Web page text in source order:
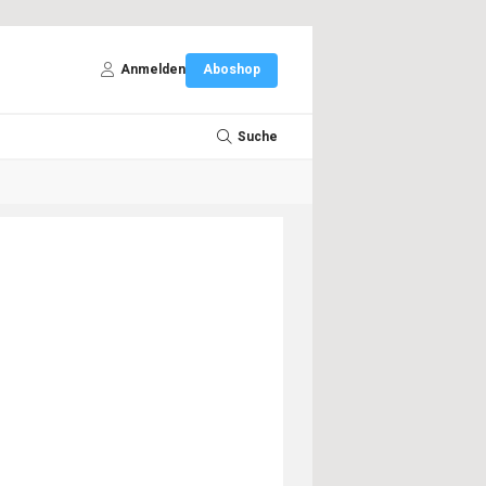
Anmelden Aboshop
Suche